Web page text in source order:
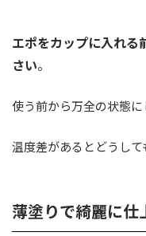
エポをカップに入れる
さい。
使う前から万全の状態に
温度差があるとどうして
薄塗りで綺麗に仕